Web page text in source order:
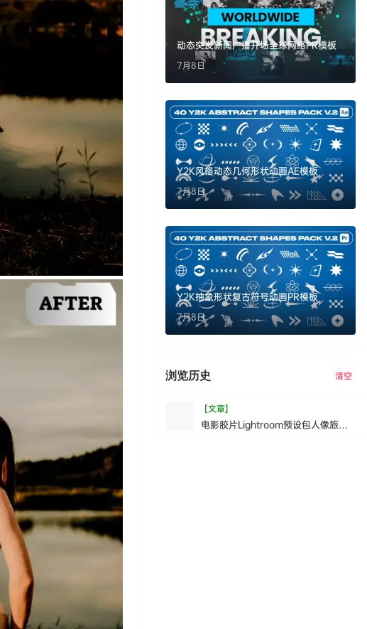
动态突发新闻广播开场全球网络PR模板
7月8日
Y2K风格动态几何形状动画AE模板
7月8日
Y2K抽象形状复古符号动画PR模板
7月8日
浏览历史 清空
[文章]
电影胶片Lightroom预设包人像旅行